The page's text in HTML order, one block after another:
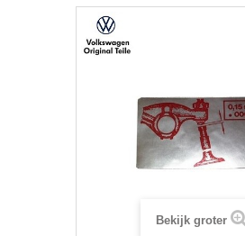
Bekijk groter